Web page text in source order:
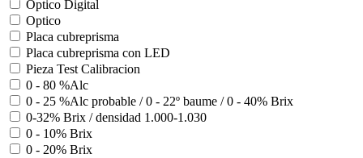
Optico Digital
Optico
Placa cubreprisma
Placa cubreprisma con LED
Pieza Test Calibracion
0 - 80 %Alc
0 - 25 %Alc probable / 0 - 22º baume / 0 - 40% Brix
0-32% Brix / densidad 1.000-1.030
0 - 10% Brix
0 - 20% Brix